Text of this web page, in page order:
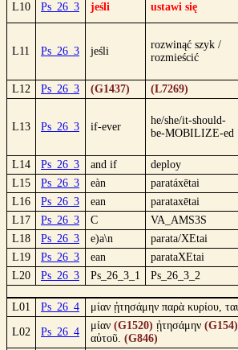
L10 Ps_26_3 jeśli ustawi się
L11 Ps_26_3 jeśli
rozwinąć szyk /
rozmieścić
L12 Ps_26_3 (G1437) (L7269)
L13 Ps_26_3 if-ever
he/she/it-should-
be-MOBILIZE-ed
L14 Ps_26_3 and if deploy
L15
Ps_26_3 eàn paratáxētai
L16
Ps_26_3 ean parataxētai
L17
Ps_26_3 C VA_AMS3S
L18
Ps_26_3 e)a\n parata/XEtai
L19
Ps_26_3 ean parataXEtai
L20
Ps_26_3 Ps_26_3_1 Ps_26_3_2
L01 Ps_26_4 μίαν ᾐτησάμην παρὰ κυρίου,
L02 Ps_26_4
μίαν (G1520) ᾐτησάμην (G154)
αὐτοῦ. (G846)